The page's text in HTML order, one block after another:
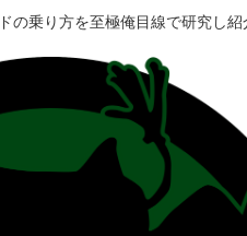
乗り方を至極俺目線で研究し紹